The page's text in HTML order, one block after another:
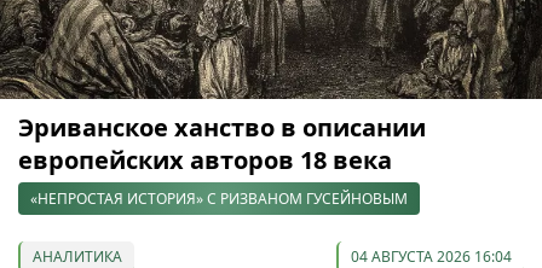
Эриванское ханство в описании
европейских авторов 18 века
«НЕПРОСТАЯ ИСТОРИЯ» С РИЗВАНОМ ГУСЕЙНОВЫМ
АНАЛИТИКА 04 АВГУСТА 2026 16:04